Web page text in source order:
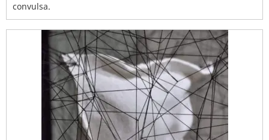
convulsa.